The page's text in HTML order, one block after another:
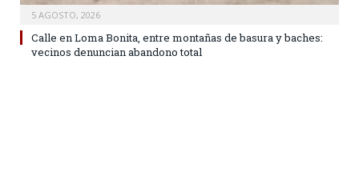
5 AGOSTO, 2026
Calle en Loma Bonita, entre montañas de basura y baches:
vecinos denuncian abandono total